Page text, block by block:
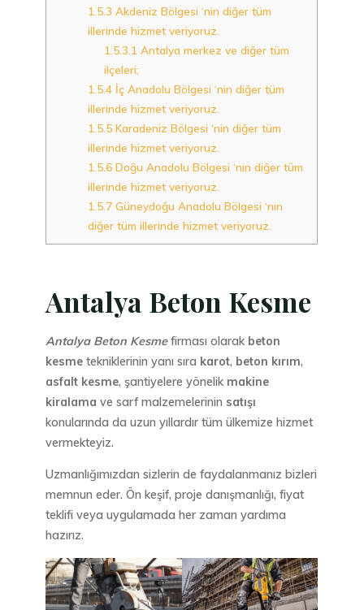
1.5.3 Akdeniz Bölgesi ‘nin diğer tüm
illerinde hizmet veriyoruz.
1.5.3.1 Antalya merkez ve diğer tüm
ilçeleri;
1.5.4 İç Anadolu Bölgesi ‘nin diğer tüm
illerinde hizmet veriyoruz.
1.5.5 Karadeniz Bölgesi ‘nin diğer tüm
illerinde hizmet veriyoruz.
1.5.6 Doğu Anadolu Bölgesi ‘nin diğer tüm
illerinde hizmet veriyoruz.
1.5.7 Güneydoğu Anadolu Bölgesi ‘nin
diğer tüm illerinde hizmet veriyoruz.
Antalya Beton Kesme
Antalya Beton Kesmefirması olarak beton
kesme tekniklerinin yanı sıra karot, beton kırım,
asfalt kesme, şantiyelere yönelik makine
kiralama ve sarf malzemelerinin satışı
konularında da uzun yıllardır tüm ülkemize hizmet
vermekteyiz.
Uzmanlığımızdan sizlerin de faydalanmanız bizleri
memnun eder. Ön keşif, proje danışmanlığı, fiyat
teklifi veya uygulamada her zaman yardıma
hazırız.